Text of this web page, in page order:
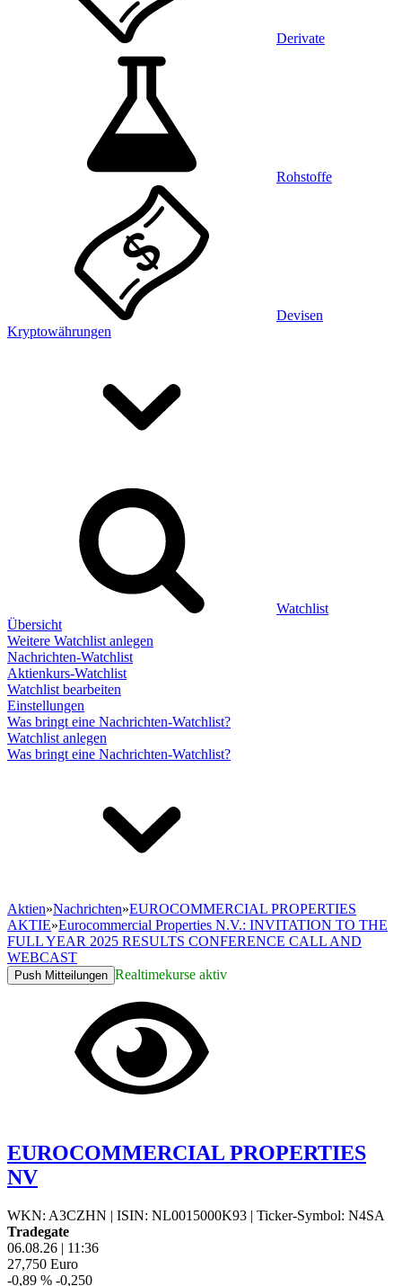
Derivate
Rohstoffe
Devisen
Kryptowährungen
Watchlist
Übersicht
Weitere Watchlist anlegen
Nachrichten-Watchlist
Aktienkurs-Watchlist
Watchlist bearbeiten
Einstellungen
Was bringt eine Nachrichten-Watchlist?
Watchlist anlegen
Was bringt eine Nachrichten-Watchlist?
Aktien»Nachrichten»EUROCOMMERCIAL PROPERTIES
AKTIE»Eurocommercial Properties N.V.: INVITATION TO THE
FULL YEAR 2025 RESULTS CONFERENCE CALL AND
WEBCAST
Push Mitteilungen Realtimekurse aktiv
EUROCOMMERCIAL PROPERTIES
NV
WKN: A3CZHN | ISIN: NL0015000K93 | Ticker-Symbol: N4SA
Tradegate
06.08.26 | 11:36
27,750 Euro
-0,89 % -0,250